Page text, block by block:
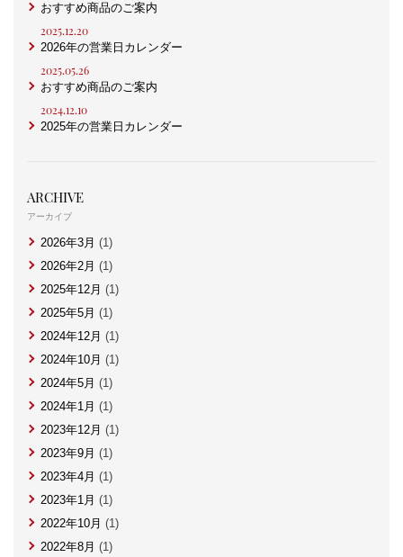
おすすめ商品のご案内
2025.12.20
2026年の営業日カレンダー
2025.05.26
おすすめ商品のご案内
2024.12.10
2025年の営業日カレンダー
ARCHIVE
アーカイブ
2026年3月 (1)
2026年2月 (1)
2025年12月 (1)
2025年5月 (1)
2024年12月 (1)
2024年10月 (1)
2024年5月 (1)
2024年1月 (1)
2023年12月 (1)
2023年9月 (1)
2023年4月 (1)
2023年1月 (1)
2022年10月 (1)
2022年8月 (1)